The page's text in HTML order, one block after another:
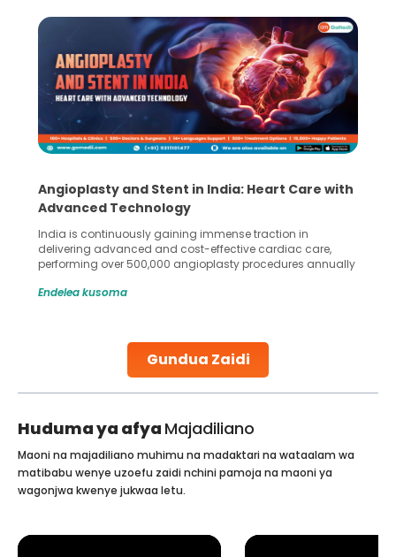
Gundua Zaidi
Angioplasty and Stent in India: Heart Care with
Advanced Technology
India is continuously gaining immense traction in
delivering advanced and cost-effective cardiac care,
performing over 500,000 angioplasty procedures annually
globe are searching for treatments like angioplasty and
Studies, such as one published
Endelea kusoma
Huduma ya afya Majadiliano
Maoni na majadiliano muhimu na madaktari na wataalam wa
matibabu wenye uzoefu zaidi nchini pamoja na maoni ya
wagonjwa kwenye jukwaa letu.